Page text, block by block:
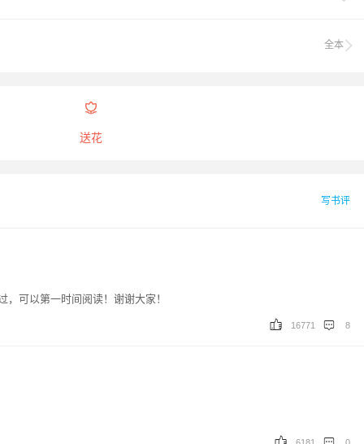
全本

送花
写书评
可以第一时间阅读！谢谢大家！
16771 8